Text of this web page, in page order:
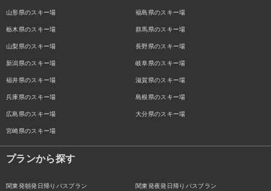
山形県のスキー場 福島県のスキー場
栃木県のスキー場 群馬県のスキー場
山梨県のスキー場 長野県のスキー場
新潟県のスキー場 岐阜県のスキー場
福井県のスキー場 滋賀県のスキー場
兵庫県のスキー場 島根県のスキー場
広島県のスキー場 大分県のスキー場
宮崎県のスキー場
プランから探す
関東発朝発日帰りバスプラン 関東発夜発日帰りバスプラン